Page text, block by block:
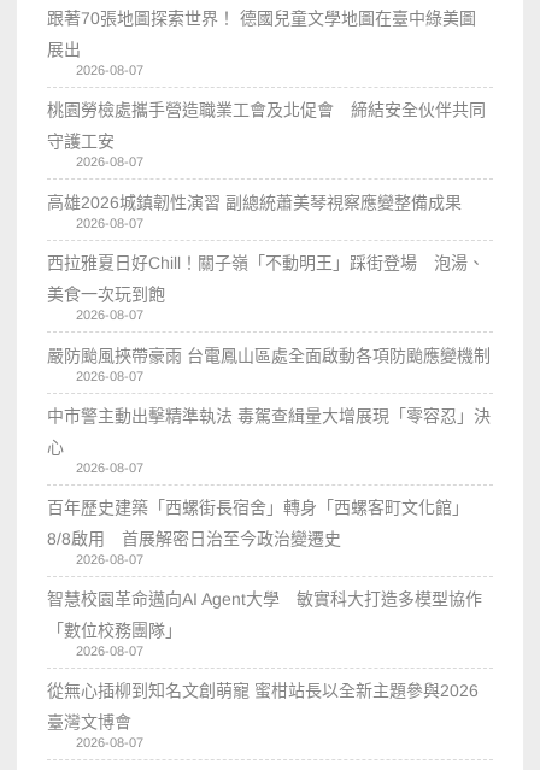
跟著70張地圖探索世界！ 德國兒童文學地圖在臺中綠美圖
展出
2026-08-07
桃園勞檢處攜手營造職業工會及北促會 締結安全伙伴共同
守護工安
2026-08-07
高雄2026城鎮韌性演習 副總統蕭美琴視察應變整備成果
2026-08-07
西拉雅夏日好Chill！關子嶺「不動明王」踩街登場 泡湯、
美食一次玩到飽
2026-08-07
嚴防颱風挾帶豪雨 台電鳳山區處全面啟動各項防颱應變機制
2026-08-07
中市警主動出擊精準執法 毒駕查緝量大增展現「零容忍」決
心
2026-08-07
百年歷史建築「西螺街長宿舍」轉身「西螺客町文化館」
8/8啟用 首展解密日治至今政治變遷史
2026-08-07
智慧校園革命邁向AI Agent大學 敏實科大打造多模型協作
「數位校務團隊」
2026-08-07
從無心插柳到知名文創萌寵 蜜柑站長以全新主題參與2026
臺灣文博會
2026-08-07